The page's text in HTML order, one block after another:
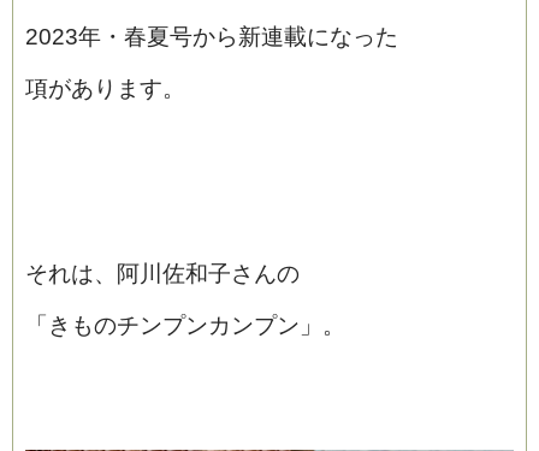
2023年・春夏号から新連載になった
項があります。
それは、阿川佐和子さんの
「きものチンプンカンプン」。